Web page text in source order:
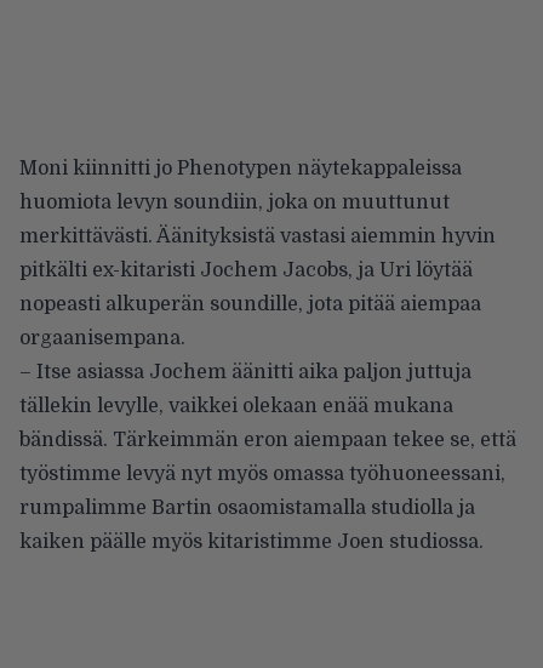
Moni kiinnitti jo Phenotypen näytekappaleissa
huomiota levyn soundiin, joka on muuttunut
merkittävästi. Äänityksistä vastasi aiemmin hyvin
pitkälti ex-kitaristi Jochem Jacobs, ja Uri löytää
nopeasti alkuperän soundille, jota pitää aiempaa
orgaanisempana.
– Itse asiassa Jochem äänitti aika paljon juttuja
tällekin levylle, vaikkei olekaan enää mukana
bändissä. Tärkeimmän eron aiempaan tekee se, että
työstimme levyä nyt myös omassa työhuoneessani,
rumpalimme Bartin osaomistamalla studiolla ja
kaiken päälle myös kitaristimme Joen studiossa.